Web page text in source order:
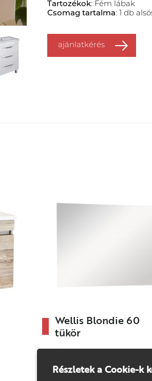
Tartozékok: Fém lábak
Csomag tartalma: 1 db
ajánlatkérés
Wellis Blondie 60
tükör
MDF hordozóanyag.
Részletek a Cookie-k